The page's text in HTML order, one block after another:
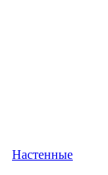
Настенные